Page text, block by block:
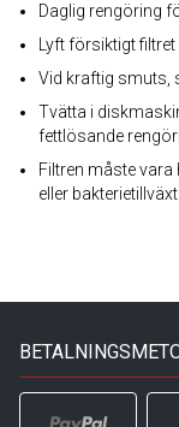
Daglig rengöring
Lyft försiktigt
Vid kraftig smuts,
Tvätta i
fettlösande
Filtren måste
eller bakterietillväxt.